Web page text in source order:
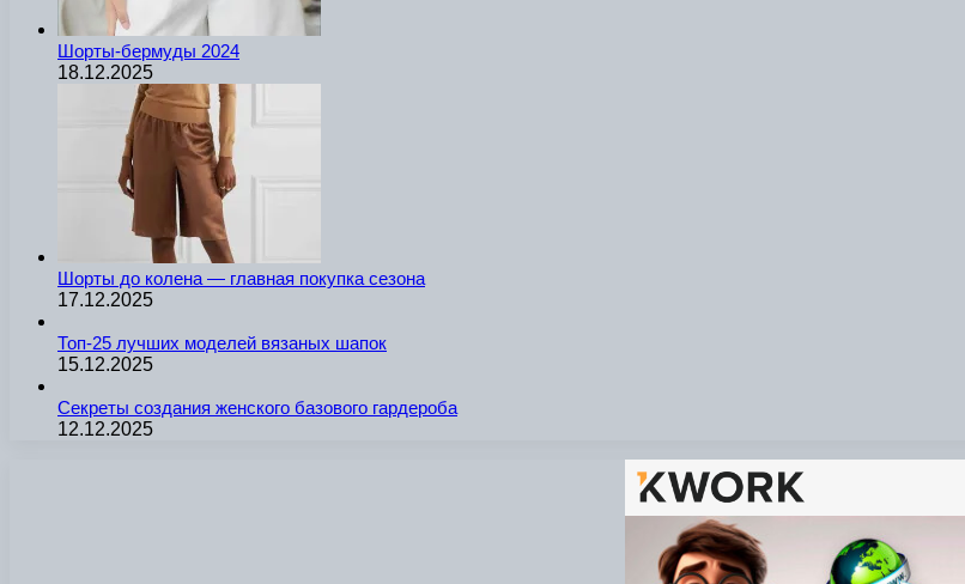
Шорты-бермуды 2024
18.12.2025
Шорты до колена — главная покупка сезона
17.12.2025
Топ-25 лучших моделей вязаных шапок
15.12.2025
Секреты создания женского базового гардероба
12.12.2025